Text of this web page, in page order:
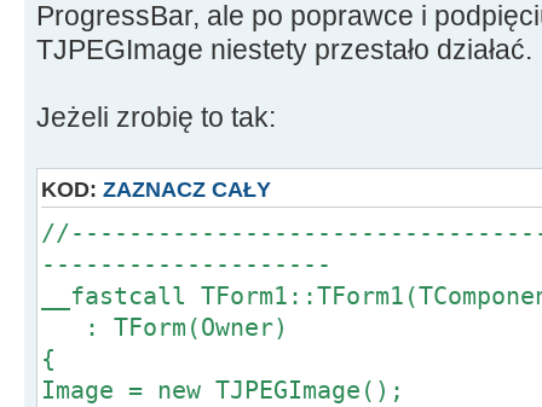
ProgressBar, ale po poprawce i
TJPEGImage niestety przestało działać.
Jeżeli zrobię to tak:
KOD: ZAZNACZ CAŁY
--------------------
__fastcall
: TForm(Owner)
{
Image = new TJPEGImage();